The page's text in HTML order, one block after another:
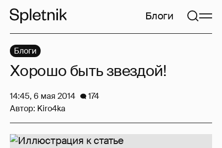
Блоги
Блоги
Хорошо быть звездой!
14:45, 6 мая 2014
174
Автор: Kiro4ka